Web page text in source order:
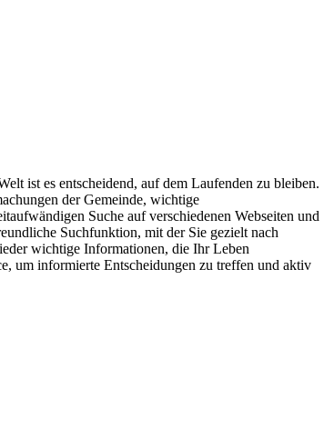
ist es entscheidend, auf dem Laufenden zu bleiben.
der Gemeinde, wichtige
Suche auf verschiedenen Webseiten und
Suchfunktion, mit der Sie gezielt nach
wichtige Informationen, die Ihr Leben
um informierte Entscheidungen zu treffen und aktiv